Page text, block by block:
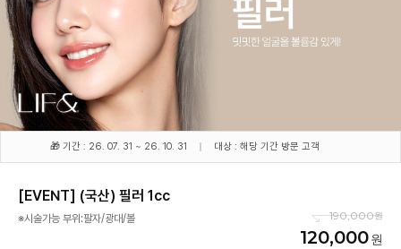
🎁 기간 : 26. 07. 31 ~ 26. 10. 31 대상 : 해당 기간 방문 고객
[EVENT] (국산) 필러 1cc
※시술가능 부위:팔자/광대/볼 190,000
120,000